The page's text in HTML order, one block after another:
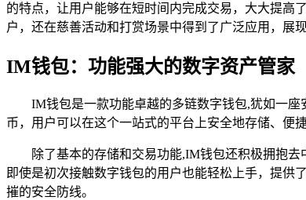
的特点，让用户能够在短时间内完成交易，大大提高
户，还在慈善活动和打赏场景中得到了广泛应用，展
IM钱包：功能强大的数字资产管家
IM钱包是一款功能卓越的多链数字钱包,犹如一
币，用户可以在这个一站式的平台上安全地存储、便
除了基本的存储和交易功能,IM钱包还积极拥抱
即使是初次接触数字钱包的用户也能轻松上手，提供
摧的安全防线。